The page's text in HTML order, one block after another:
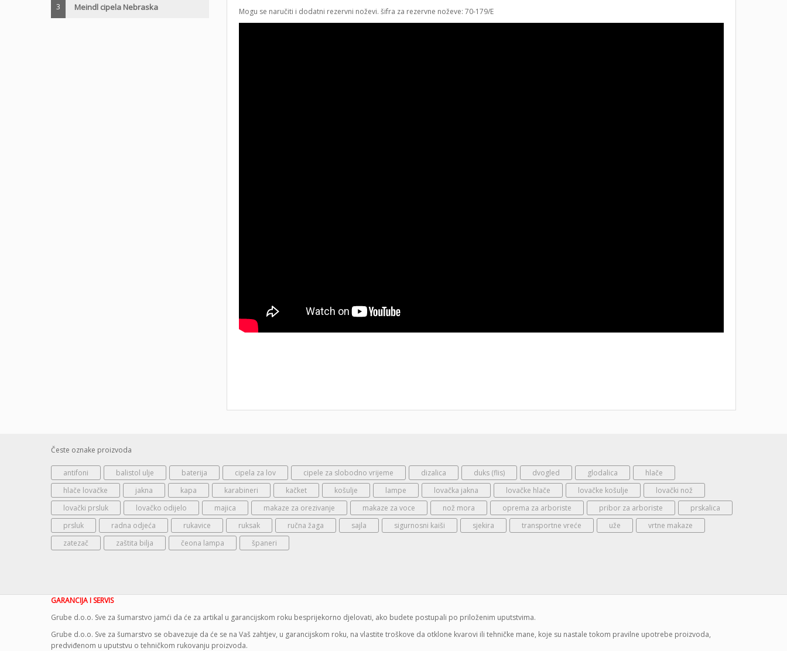
3 Meindl cipela Nebraska
Mogu se naručiti i dodatni rezervni noževi. šifra za rezervne noževe: 70-179/E
Česte oznake proizvoda
antifoni balistol ulje baterija cipela za lov cipele za slobodno vrijeme dizalica duks (flis) dvogled glodalica
hlače
hlače lovačke
jakna kapa karabineri kačket košulje lampe lovačka jakna lovačke hlače lovačke košulje
lovački nož
lovački prsluk
lovačko odijelo majica makaze za orezivanje makaze za voce nož mora oprema za arboriste pribor za arboriste
prskalica
prsluk
radna odjeća rukavice ruksak ručna žaga sajla sigurnosni kaiši sjekira transportne vreće uže
vrtne makaze
zatezač
zaštita bilja čeona lampa španeri
GARANCIJA I SERVIS
Grube d.o.o. Sve za šumarstvo jamći da će za artikal u garancijskom roku besprijekorno djelovati, ako budete postupali po priloženim uputstvima.
Grube d.o.o. Sve za šumarstvo se obavezuje da će se na Vaš zahtjev, u garancijskom roku, na vlastite troškove da otklone kvarovi ili tehničke mane, koje su nastale tokom pravilne upotrebe proizvoda,
predviđenom u uputstvu o tehničkom rukovanju proizvoda.